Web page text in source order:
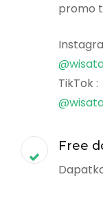
promo
TikTok :
Free